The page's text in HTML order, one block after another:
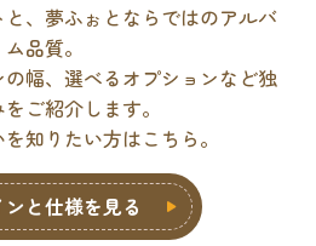
、夢ふぉとならではのアルバ
ム品質。
幅、選べるオプションなど独
ご紹介します。
知りたい方はこちら。
と仕様を見る